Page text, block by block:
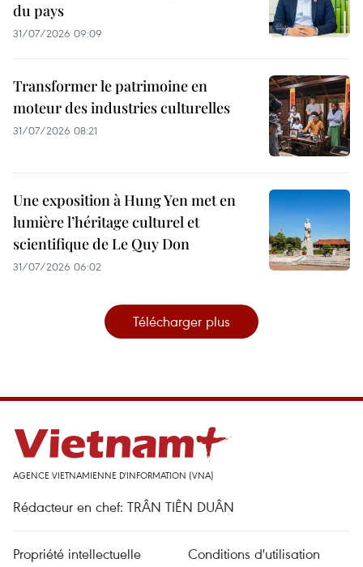
du pays
31/07/2026 09:09
Transformer le patrimoine en
moteur des industries culturelles
31/07/2026 08:21
Une exposition à Hung Yen met en
lumière l’héritage culturel et
scientifique de Le Quy Don
31/07/2026 06:02
Télécharger plus
AGENCE VIETNAMIENNE D'INFORMATION (VNA)
Rédacteur en chef: TRÂN TIÊN DUÂN
Propriété intellectuelle Conditions d'utilisation